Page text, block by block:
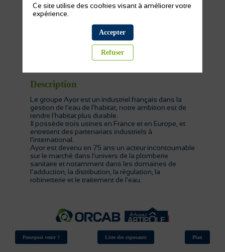
Partager mes informations
Activité(s) de l'exposant
Fourniture plomberie
Description
Le groupe Ayor est un industriel français dans la
gestion de l’eau de l’habitat, notre ambition est de
rendre l’habitat plus durable.
Il possède trois usines en France et en Europe, et
entretient des partenariats industriels à
l’international.
Ayor est devenu en 75 ans un acteur incontournable
sur le marché dans l’univers de la plomberie
sanitaire et notamment dans les domaines de
l’adduction, la distribution, la régulation, la
robinetterie et le traitement de l’eau.
Pourquoi venir ? Liste des exposants Plan
Ce site utilise des cookies visant à améliorer votre
expérience.
Accepter
Refuser